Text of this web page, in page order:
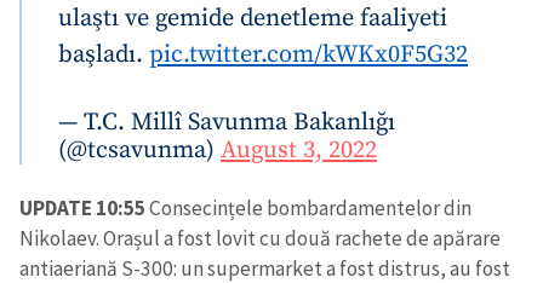
ulaştı ve gemide denetleme faaliyeti
başladı. pic.twitter.com/kWKx0F5G32
— T.C. Millî Savunma Bakanlığı
(@tcsavunma) August 3, 2022
UPDATE 10:55Consecințele bombardamentelor din
Nikolaev. Orașul a fost lovit cu două rachete de apărare
antiaeriană S-300: un supermarket a fost distrus, au fost